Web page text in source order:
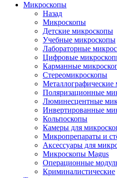
Микроскопы
Назад
Микроскопы
Детские микроскопы
Учебные микроскопы
Лабораторные
Цифровые
Карманные
Стереомикроскопы
Металлографические
Поляризационные
Люминесцентные
Инвертированные
Кольпоскопы
Камеры для
Микропрепараты и
Аксессуары для
Микроскопы Magus
Операционные
Криминалистические